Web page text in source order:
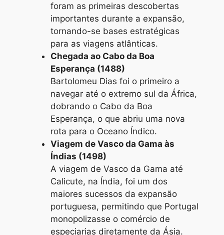
foram as primeiras descobertas
importantes durante a expansão,
tornando-se bases estratégicas
para as viagens atlânticas.
Chegada ao Cabo da Boa
Esperança (1488)
Bartolomeu Dias foi o primeiro a
navegar até o extremo sul da África,
dobrando o Cabo da Boa
Esperança, o que abriu uma nova
rota para o Oceano Índico.
Viagem de Vasco da Gama às
Índias (1498)
A viagem de Vasco da Gama até
Calicute, na Índia, foi um dos
maiores sucessos da expansão
portuguesa, permitindo que Portugal
monopolizasse o comércio de
especiarias diretamente da Ásia.